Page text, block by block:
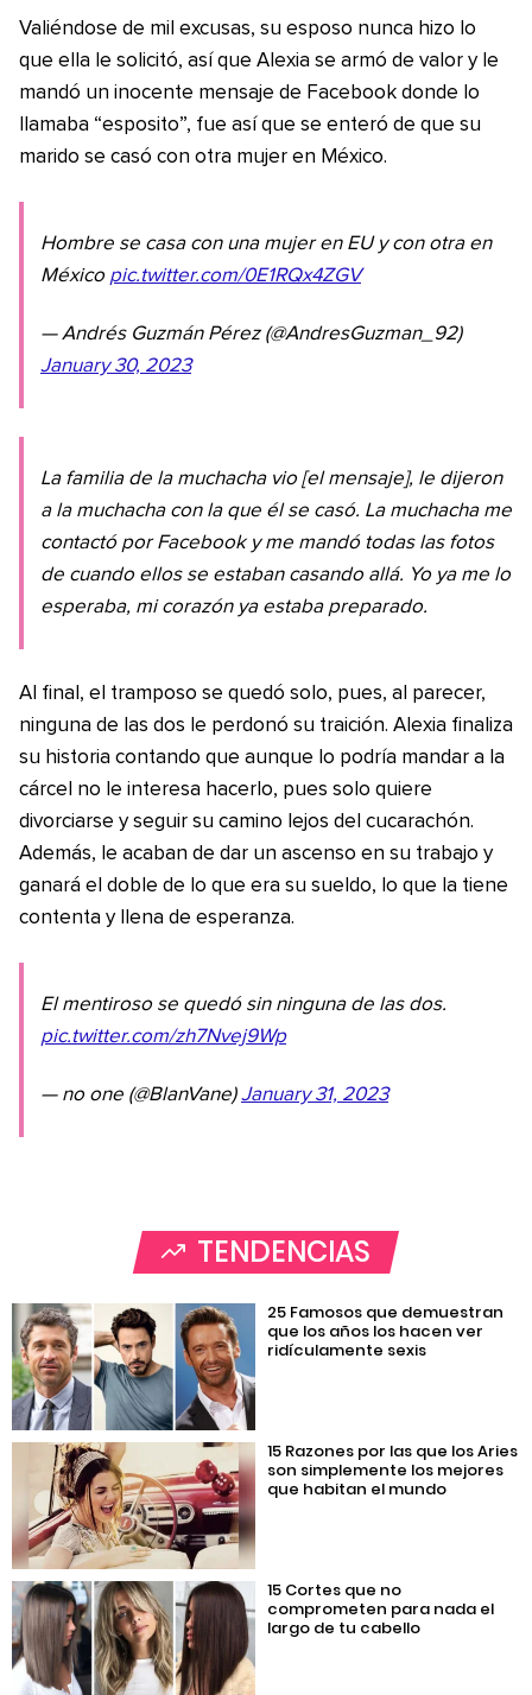
Valiéndose de mil excusas, su esposo nunca hizo lo
que ella le solicitó, así que Alexia se armó de valor y le
mandó un inocente mensaje de Facebook donde lo
llamaba “esposito”, fue así que se enteró de que su
marido se casó con otra mujer en México.
Hombre se casa con una mujer en EU y con otra en
México pic.twitter.com/0E1RQx4ZGV
— Andrés Guzmán Pérez (@AndresGuzman_92)
January 30, 2023
La familia de la muchacha vio [el mensaje], le dijeron
a la muchacha con la que él se casó. La muchacha me
contactó por Facebook y me mandó todas las fotos
de cuando ellos se estaban casando allá. Yo ya me lo
esperaba, mi corazón ya estaba preparado.
Al final, el tramposo se quedó solo, pues, al parecer,
ninguna de las dos le perdonó su traición. Alexia finaliza
su historia contando que aunque lo podría mandar a la
cárcel no le interesa hacerlo, pues solo quiere
divorciarse y seguir su camino lejos del cucarachón.
Además, le acaban de dar un ascenso en su trabajo y
ganará el doble de lo que era su sueldo, lo que la tiene
contenta y llena de esperanza.
El mentiroso se quedó sin ninguna de las dos.
pic.twitter.com/zh7Nvej9Wp
— no one (@BlanVane)January 31, 2023
TENDENCIAS
25 Famosos que demuestran
que los años los hacen ver
ridículamente sexis
15 Razones por las que los Aries
son simplemente los mejores
que habitan el mundo
15 Cortes que no
comprometen para nada el
largo de tu cabello